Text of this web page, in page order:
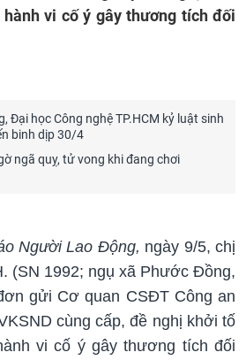
vi cố ý gây thương tích đối
Đại học Công nghệ TP.HCM kỷ luật sinh
binh dịp 30/4
ngã quỵ, tử vong khi đang chơi
Người Lao Động, ngày 9/5, chị
(SN 1992; ngụ xã Phước Đồng,
gửi Cơ quan CSĐT Công an
cùng cấp, đề nghị khởi tố
vi cố ý gây thương tích đối